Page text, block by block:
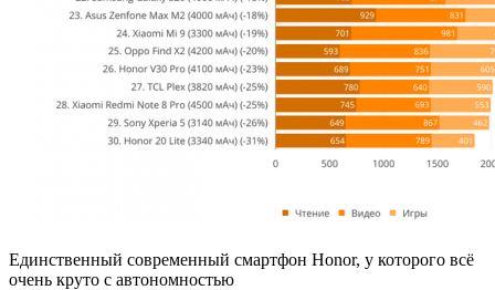
Единственный современный смартфон Honor, у которого всё
очень круто с автономностью